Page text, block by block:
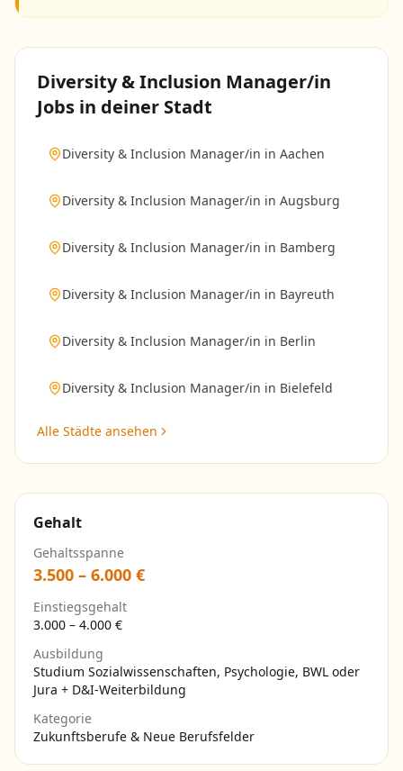
Diversity & Inclusion Manager/in
Jobs in deiner Stadt
Diversity & Inclusion Manager/in in Aachen
Diversity & Inclusion Manager/in in Augsburg
Diversity & Inclusion Manager/in in Bamberg
Diversity & Inclusion Manager/in in Bayreuth
Diversity & Inclusion Manager/in in Berlin
Diversity & Inclusion Manager/in in Bielefeld
Alle Städte ansehen
Gehalt
Gehaltsspanne
3.500 – 6.000 €
Einstiegsgehalt
3.000 – 4.000 €
Ausbildung
Studium Sozialwissenschaften, Psychologie, BWL oder
Jura + D&I-Weiterbildung
Kategorie
Zukunftsberufe & Neue Berufsfelder